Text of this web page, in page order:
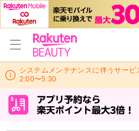
システムメンテナンスに伴うサー
2:00〜5:30